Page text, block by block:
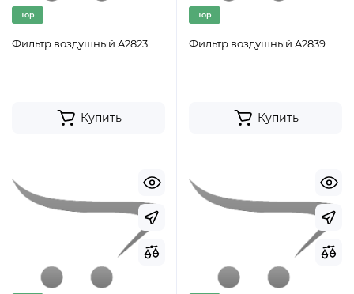
Top
Фильтр воздушный A2823
Купить
Top
Фильтр воздушный A2839
Купить